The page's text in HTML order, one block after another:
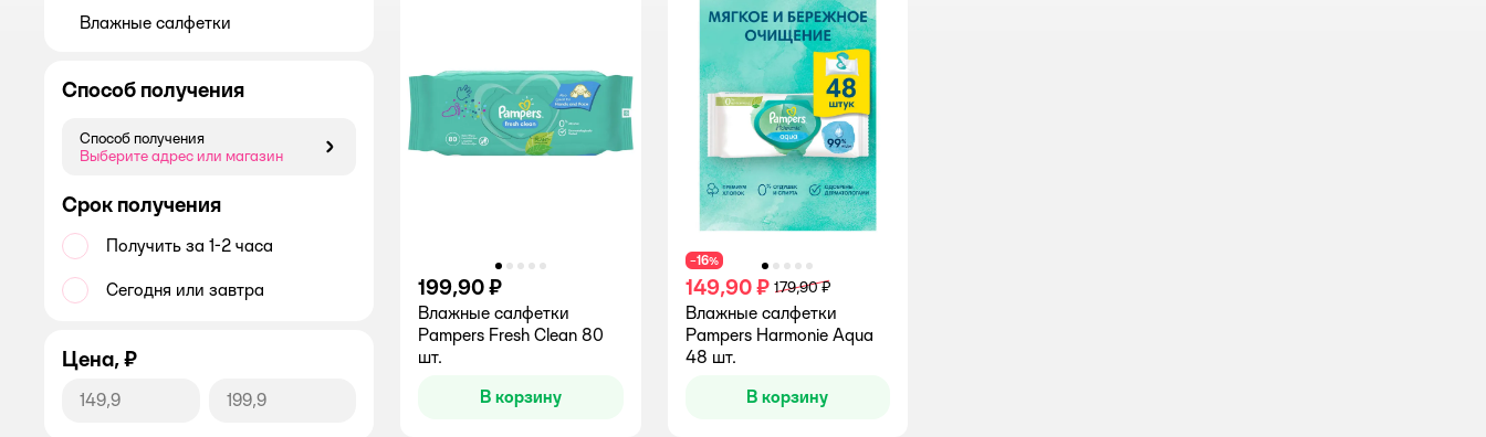
199,90 ₽
Влажные салфетки
Pampers Fresh Clean 80
шт.
В корзину
−16%
149,90 ₽ 179,90 ₽
Влажные салфетки
Pampers Harmonie Aqua
48 шт.
В корзину
Влажные салфетки
Способ получения
Способ получения
Выберите адрес или магазин
Способ получения
Срок получения
Получить за 1-2 часа
Сегодня или завтра
Цена, ₽